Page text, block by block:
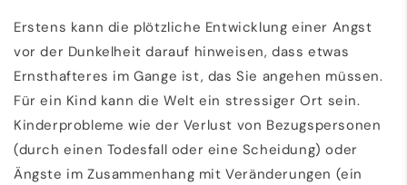
Erstens kann die plötzliche Entwicklung einer Angst
vor der Dunkelheit darauf hinweisen, dass etwas
Ernsthafteres im Gange ist, das Sie angehen müssen.
Für ein Kind kann die Welt ein stressiger Ort sein.
Kinderprobleme wie der Verlust von Bezugspersonen
(durch einen Todesfall oder eine Scheidung) oder
Ängste im Zusammenhang mit Veränderungen (ein